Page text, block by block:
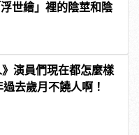
世繪」裡的陰莖和陰
演員們現在都怎麼樣
去歲月不饒人啊！